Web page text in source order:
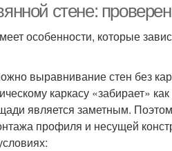
стене:
особенности, которые
выравнивание стен без
каркасу «забирает»
является заметным.
профиля и несущей